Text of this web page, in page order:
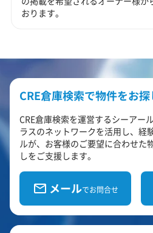
おります。
CRE倉庫検索で物件をお
CRE倉庫検索を運営するシーアー
ラスのネットワークを活用し、経
ルが、お客様のご要望に合わせた
しをご支援します。
メールでお問合せ